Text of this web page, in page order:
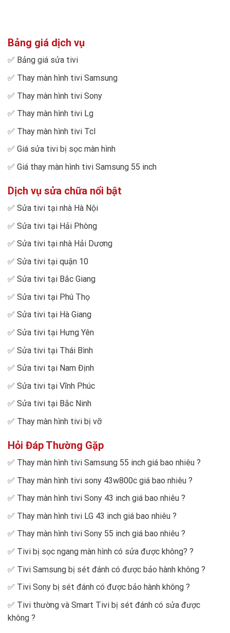
Bảng giá dịch vụ
✅ Bảng giá sửa tivi
✅ Thay màn hình tivi Samsung
✅ Thay màn hình tivi Sony
✅ Thay màn hình tivi Lg
✅ Thay màn hình tivi Tcl
✅ Giá sửa tivi bị sọc màn hình
✅ Giá thay màn hình tivi Samsung 55 inch
Dịch vụ sửa chữa nổi bật
✅ Sửa tivi tại nhà Hà Nội
✅ Sửa tivi tại Hải Phòng
✅ Sửa tivi tại nhà Hải Dương
✅ Sửa tivi tại quận 10
✅ Sửa tivi tại Bắc Giang
✅ Sửa tivi tại Phú Thọ
✅ Sửa tivi tại Hà Giang
✅ Sửa tivi tại Hưng Yên
✅ Sửa tivi tại Thái Bình
✅ Sửa tivi tại Nam Định
✅ Sửa tivi tại Vĩnh Phúc
✅ Sửa tivi tại Bắc Ninh
✅ Thay màn hình tivi bị vỡ
Hỏi Đáp Thường Gặp
✅ Thay màn hình tivi Samsung 55 inch giá bao nhiêu ?
✅ Thay màn hình tivi sony 43w800c giá bao nhiêu ?
✅ Thay màn hình tivi Sony 43 inch giá bao nhiêu ?
✅ Thay màn hình tivi LG 43 inch giá bao nhiêu ?
✅ Thay màn hình tivi Sony 55 inch giá bao nhiêu ?
✅ Tivi bị sọc ngang màn hình có sửa được không? ?
✅ Tivi Samsung bị sét đánh có được bảo hành không ?
✅ Tivi Sony bị sét đánh có được bảo hành không ?
✅ Tivi thường và Smart Tivi bị sét đánh có sửa được
không ?